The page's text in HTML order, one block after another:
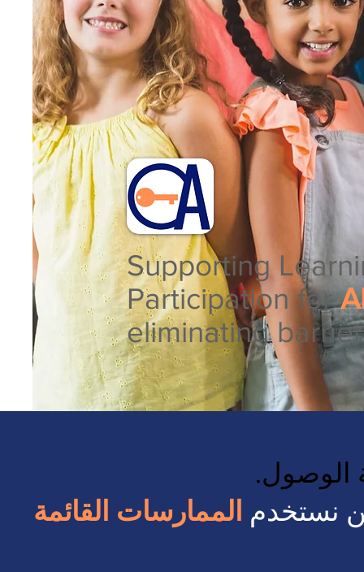
Supporting
Participation for
eliminating
الوصول.
نستخدم الممارسات القائمة